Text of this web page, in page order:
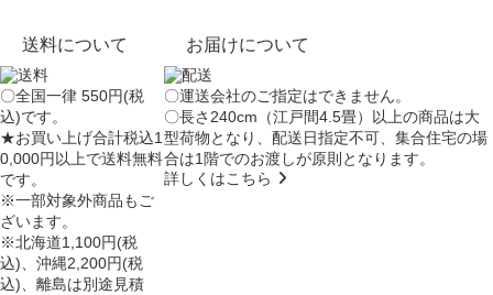
送料について
〇全国一律 550円(税
込)です。
★お買い上げ合計税込1
0,000円以上で送料無料
です。
※一部対象外商品もご
ざいます。
※北海道1,100円(税
込)、沖縄2,200円(税
込)、離島は別途見積
お届けについて
〇運送会社のご指定はできません。
〇長さ240cm（江戸間4.5畳）以上の商品は大
型荷物となり、配送日指定不可、集合住宅の場
合は1階でのお渡しが原則となります。
詳しくはこちら